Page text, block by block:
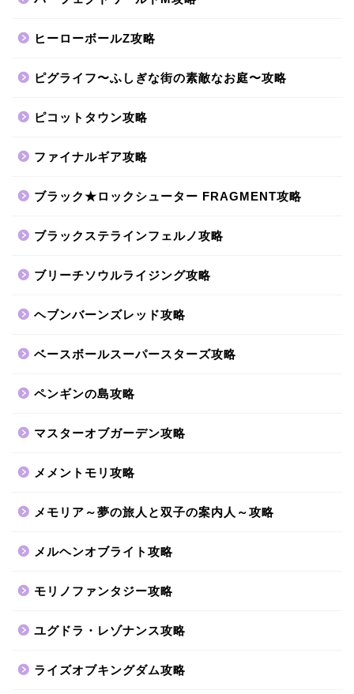
ヒーローボールZ攻略
ピグライフ〜ふしぎな街の素敵なお庭〜攻略
ピコットタウン攻略
ファイナルギア攻略
ブラック★ロックシューター FRAGMENT攻略
ブラックステラインフェルノ攻略
ブリーチソウルライジング攻略
ヘブンバーンズレッド攻略
ベースボールスーパースターズ攻略
ペンギンの島攻略
マスターオブガーデン攻略
メメントモリ攻略
メモリア～夢の旅人と双子の案内人～攻略
メルヘンオブライト攻略
モリノファンタジー攻略
ユグドラ・レゾナンス攻略
ライズオブキングダム攻略